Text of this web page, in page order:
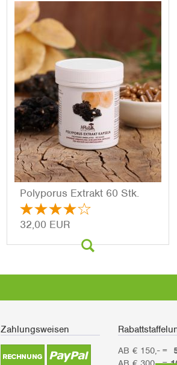
Po­ly­po­rus Ex­trakt 60 Stk.
32,00 EUR
Zahlungsweisen
AB € 150,- =